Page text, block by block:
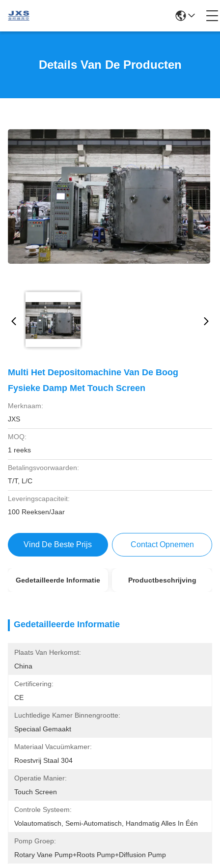
Details Van De Producten
Multi Het Depositomachine Van De Boog
Fysieke Damp Met Touch Screen
Merknaam:
JXS
MOQ:
1 reeks
Betalingsvoorwaarden:
T/T, L/C
Leveringscapaciteit:
100 Reeksen/Jaar
Vind De Beste Prijs Contact Opnemen
Gedetailleerde Informatie Productbeschrijving
Gedetailleerde Informatie
Plaats Van Herkomst:
China
Certificering:
CE
Luchtledige Kamer Binnengrootte:
Speciaal Gemaakt
Materiaal Vacuümkamer:
Roestvrij Staal 304
Operatie Manier:
Touch Screen
Controle Systeem:
Volautomatisch, Semi-Automatisch, Handmatig Alles In Één
Pomp Groep:
Rotary Vane Pump+Roots Pump+Diffusion Pump